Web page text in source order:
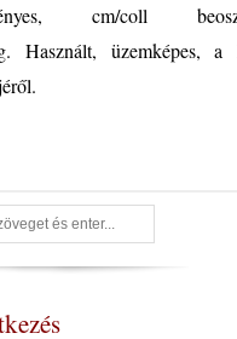
cm/coll
Használt, üzemképes,